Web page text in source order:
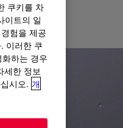
쿠키를 차
이트의 일
험을 제공
이러한 쿠
하는 경우
세한 정보
시오. 개